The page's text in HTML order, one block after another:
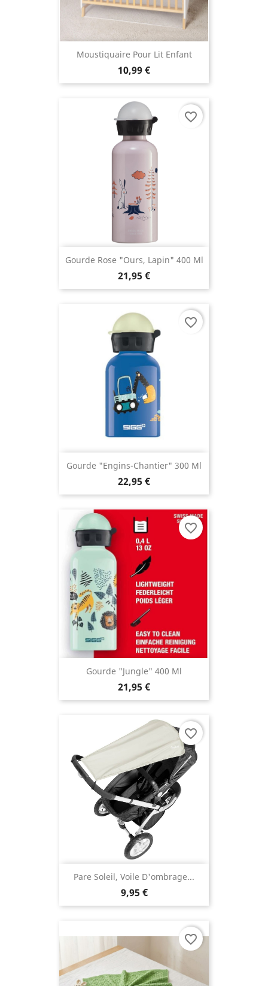
Moustiquaire Pour Lit Enfant
10,99 €
Gourde Rose "Ours, Lapin" 400 Ml
21,95 €
favorite_border
Gourde "Engins-Chantier" 300 Ml
22,95 €
favorite_border
Gourde "Jungle" 400 Ml
21,95 €
favorite_border
Pare Soleil, Voile D'ombrage...
9,95 €
favorite_border
favorite_border